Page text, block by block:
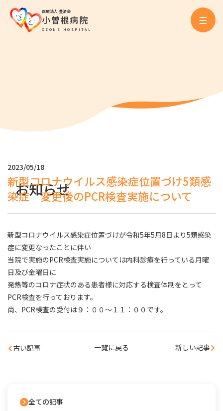
医療法人 豊済会
小曽根病院
OZONE HOSPITAL
お知らせ
2023/05/18
新型コロナウイルス感染症位置づけ5類感
染症 変更後のPCR検査実施について
新型コロナウイルス感染症位置づけが令和5年5月8日より5類感染
症に変更なったことに伴い
当院で実施のPCR検査実施については内科診療を行っている月曜
日及び金曜日に
発熱等のコロナ症状のある患者様に対応する検査体制をとって
PCR検査を行っております。
尚、PCR検査の受付は９：００～１１：００です。
古い記事 一覧に戻る 新しい記事
全ての記事